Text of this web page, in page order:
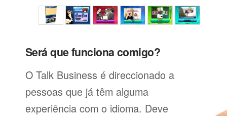
Será que funciona comigo?
O Talk Business é direccionado a
pessoas que já têm alguma
experiência com o idioma. Deve